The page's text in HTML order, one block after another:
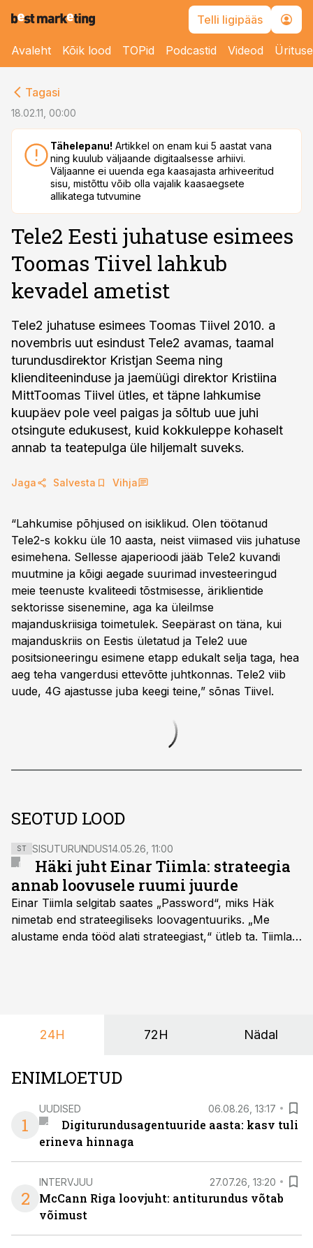
Telli ligipääs
Avaleht Kõik lood TOPid Podcastid Videod
Tagasi
18.02.11, 00:00
Tähelepanu! Artikkel on enam kui 5 aastat vana
ning kuulub väljaande digitaalsesse arhiivi.
Väljaanne ei uuenda ega kaasajasta arhiveeritud
sisu, mistõttu võib olla vajalik kaasaegsete
allikatega tutvumine
Tele2 Eesti juhatuse esimees
Toomas Tiivel lahkub
kevadel ametist
Tele2 juhatuse esimees Toomas Tiivel 2010. a
novembris uut esindust Tele2 avamas, taamal
turundusdirektor Kristjan Seema ning
klienditeeninduse ja jaemüügi direktor Kristiina
MittToomas Tiivel ütles, et täpne lahkumise
kuupäev pole veel paigas ja sõltub uue juhi
otsingute edukusest, kuid kokkuleppe kohaselt
annab ta teatepulga üle hiljemalt suveks.
Jaga Salvesta Vihja
“Lahkumise põhjused on isiklikud. Olen töötanud
Tele2-s kokku üle 10 aasta, neist viimased viis juhatuse
esimehena. Sellesse ajaperioodi jääb Tele2 kuvandi
muutmine ja kõigi aegade suurimad investeeringud
meie teenuste kvaliteedi tõstmisesse, äriklientide
sektorisse sisenemine, aga ka üleilmse
majanduskriisiga toimetulek. Seepärast on täna, kui
majanduskriis on Eestis ületatud ja Tele2 uue
positsioneeringu esimene etapp edukalt selja taga, hea
aeg teha vangerdusi ettevõtte juhtkonnas. Tele2 viib
uude, 4G ajastusse juba keegi teine,” sõnas Tiivel.
SEOTUD LOOD
ST SISUTURUNDUS14.05.26, 11:00
Häki juht Einar Tiimla: strateegia
annab loovusele ruumi juurde
Einar Tiimla selgitab saates „Password“, miks Häk
nimetab end strateegiliseks loovagentuuriks. „Me
alustame enda tööd alati strateegiast,“ ütleb ta. Tiimla
24H 72H Nädal
ENIMLOETUD
1
UUDISED 06.08.26, 13:17
Digiturundusagentuuride aasta: kasv tuli
erineva hinnaga
2
INTERVJUU 27.07.26, 13:20
McCann Riga loovjuht: antiturundus võtab
võimust